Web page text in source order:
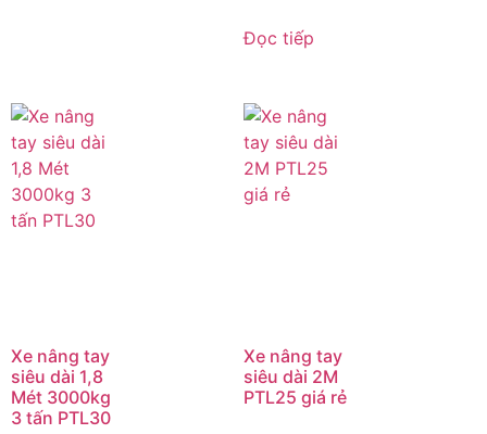
Đọc tiếp
Xe nâng tay
siêu dài 1,8
Mét 3000kg
3 tấn PTL30
Xe nâng tay
siêu dài 2M
PTL25 giá rẻ